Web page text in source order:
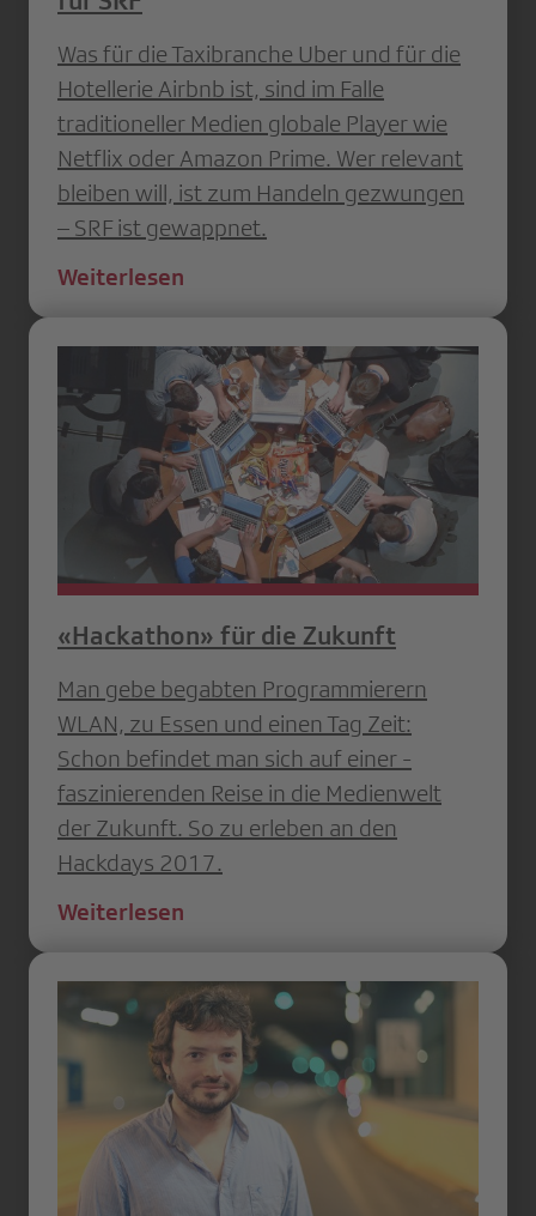
Was für die Taxibranche Uber und für die
Hotellerie Airbnb ist, sind im Falle
traditioneller Medien ­globale Player wie
Netflix oder Amazon Prime. Wer relevant
bleiben will, ist zum Handeln ­gezwungen
– SRF ist gewappnet.
Weiterlesen
«Hackathon» für die Zukunft
Man gebe begabten Programmierern
WLAN, zu Essen und einen Tag Zeit:
Schon befindet man sich auf einer ­
faszinierenden Reise in die Medienwelt
der Zukunft. So zu erleben an den
Hackdays 2017.
Weiterlesen